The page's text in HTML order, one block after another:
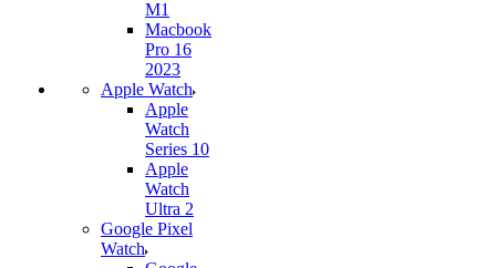
M1
Macbook
Pro 16
2023
Apple Watch
Apple
Watch
Series 10
Apple
Watch
Ultra 2
Google Pixel
Watch